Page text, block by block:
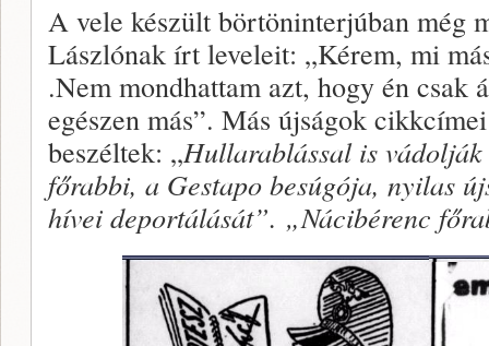
A vele készült börtöninterjúban még
Lászlónak írt leveleit: „Kérem, mi
.Nem mondhattam azt, hogy én csak
egészen más”. Más újságok
beszéltek: „Hullarablással is
főrabbi, a Gestapo besúgója, nyilas
hívei deportálását”. „Nácibérenc